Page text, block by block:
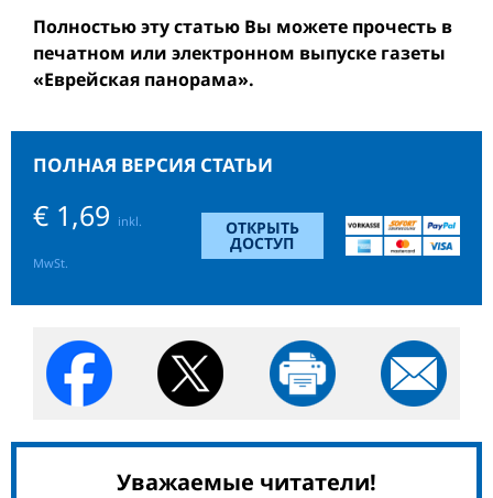
Полностью эту статью Вы можете прочесть в
печатном или электронном выпуске газеты
«Еврейская панорама».
ПОЛНАЯ ВЕРСИЯ СТАТЬИ
€ 1,69 inkl.
MwSt.
ОТКРЫТЬ
ДОСТУП
Уважаемые читатели!